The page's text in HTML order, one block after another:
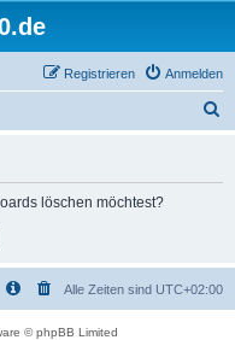
Anmelden
Registrieren
löschen möchtest?
Alle Zeiten sind UTC+02:00
© phpBB Limited